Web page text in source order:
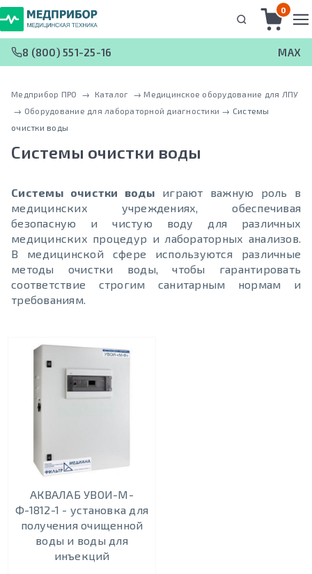
0
8 (800) 551-25-16 MAX
Медприбор ПРО → Каталог → Медицинское оборудование для ЛПУ
→ Оборудование для лабораторной диагностики → Системы
очистки воды
Системы очистки воды
Системы очистки воды играют важную роль в
медицинских учреждениях, обеспечивая
безопасную и чистую воду для различных
медицинских процедур и лабораторных анализов.
В медицинской сфере используются различные
методы очистки воды, чтобы гарантировать
соответствие строгим санитарным нормам и
требованиям.
АКВАЛАБ УВОИ-М-
Ф-1812-1 - установка для
получения очищенной
воды и воды для
инъекций